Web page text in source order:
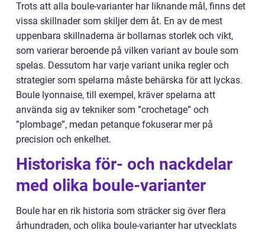
Trots att alla boule-varianter har liknande mål, finns det
vissa skillnader som skiljer dem åt. En av de mest
uppenbara skillnaderna är bollarnas storlek och vikt,
som varierar beroende på vilken variant av boule som
spelas. Dessutom har varje variant unika regler och
strategier som spelarna måste behärska för att lyckas.
Boule lyonnaise, till exempel, kräver spelarna att
använda sig av tekniker som ”crochetage” och
”plombage”, medan petanque fokuserar mer på
precision och enkelhet.
Historiska för- och nackdelar
med olika boule-varianter
Boule har en rik historia som sträcker sig över flera
århundraden, och olika boule-varianter har utvecklats